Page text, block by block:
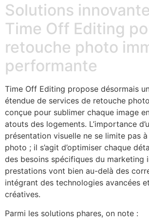
Solutions
Time Off Editing
retouche photo
performante
Time Off Editing propose désormais
étendue de services de retouche
conçue pour sublimer chaque image
atouts des logements. L’importance
présentation visuelle ne se limite pas
photo ; il s’agit d’optimiser chaque
des besoins spécifiques du marketing
prestations vont bien au-delà des
intégrant des technologies avancées
créatives.
Parmi les solutions phares, on note :